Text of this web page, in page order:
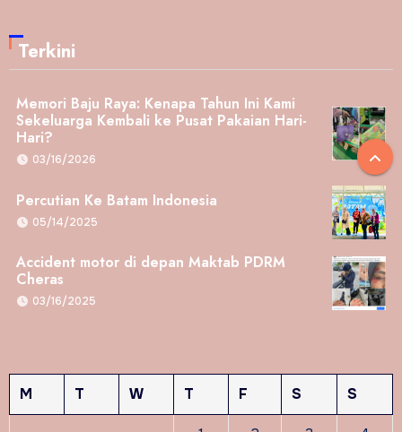
Terkini
Memori Baju Raya: Kenapa Tahun Ini Kami
Sekeluarga Kembali ke Pusat Pakaian Hari-
Hari?
03/16/2026
Percutian Ke Batam Indonesia
05/14/2025
Accident motor di depan Maktab PDRM
Cheras
03/16/2025
M T W T F S S